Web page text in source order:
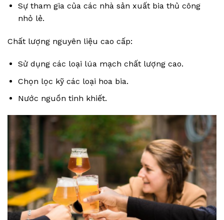
Sự tham gia của các nhà sản xuất bia thủ công
nhỏ lẻ.
Chất lượng nguyên liệu cao cấp:
Sử dụng các loại lúa mạch chất lượng cao.
Chọn lọc kỹ các loại hoa bia.
Nước nguồn tinh khiết.